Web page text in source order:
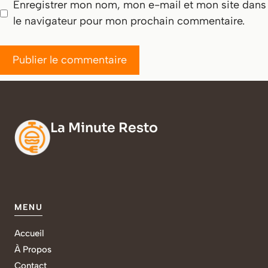
Enregistrer mon nom, mon e-mail et mon site dans
le navigateur pour mon prochain commentaire.
La Minute Resto
MENU
Accueil
À Propos
Contact